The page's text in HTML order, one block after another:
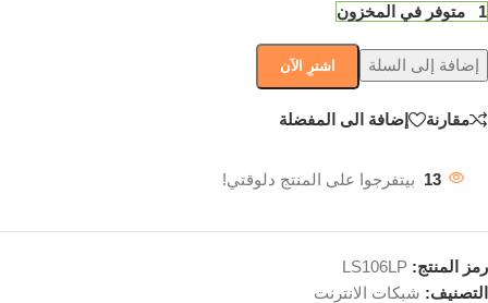
1 متوفر في المخزون
إضافة إلى السلة اشترِ الآن
مقارنة إضافة الى المفضلة
13 بيتفرجوا على المنتج دلوقتي!
رمز المنتج: LS106LP
التصنيف: شبكات الانترنت